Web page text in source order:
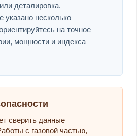
деталировка.
указано несколько
на точное
мощности и индекса
сверить данные
с газовой частью,